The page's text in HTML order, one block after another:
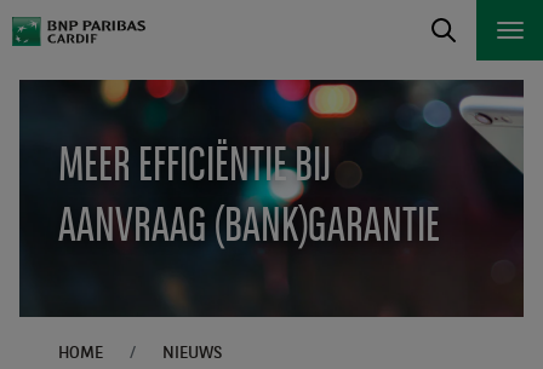
MEER EFFICIËNTIE BIJ
AANVRAAG (BANK)GARANTIE
HOME
NIEUWS